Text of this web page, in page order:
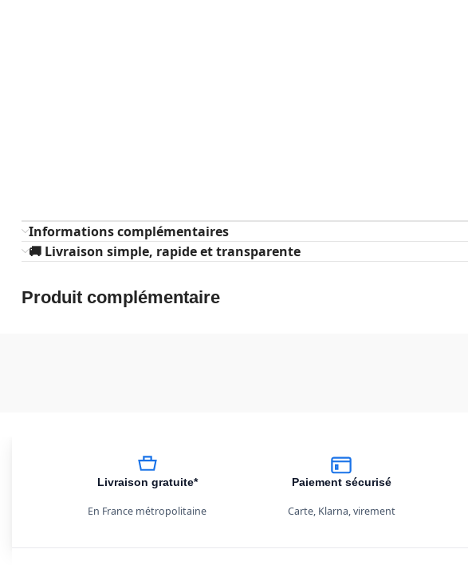
Informations complémentaires
🚚 Livraison simple, rapide et transparente
Produit complémentaire
Livraison gratuite*
En France métropolitaine
Paiement sécurisé
Carte, Klarna, virement